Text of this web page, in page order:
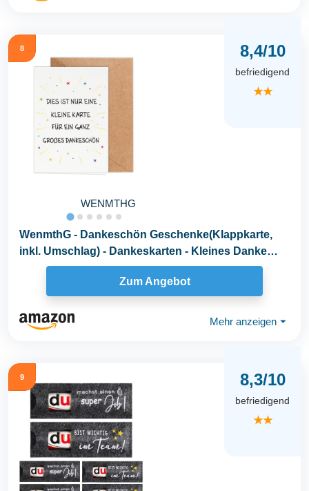
8
WENMTHG
8,4/10
befriedigend
★★
WenmthG - Dankeschön Geschenke(Klappkarte,
inkl. Umschlag) - Dankeskarten - Kleines Danke
Geschenk...
Zum Angebot
Mehr anzeigen ⏷
9 8,3/10
befriedigend
★★